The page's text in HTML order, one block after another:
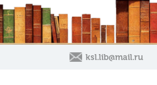
ksl.lib@mail.ru